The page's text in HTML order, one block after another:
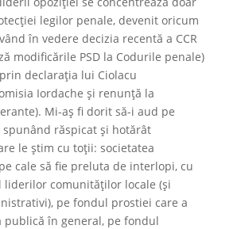
legilor penale, devenit oricum
în vedere decizia recentă a CCR
modificările PSD la Codurile penale)
declaraţia lui Ciolacu
Iordache şi renunţă la
Mi-aş fi dorit să-i aud pe
răspicat şi hotărât
le ştim cu toţii: societatea
cale să fie preluta de interlopi, cu
comunităţilor locale (şi
pe fondul prostiei care a
în general, pe fondul